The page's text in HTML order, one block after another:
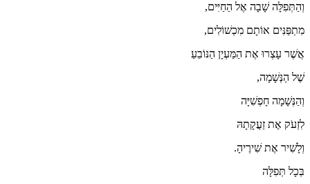
וְהַתְּפִלָּה שָׁבָה אֶל הַחַיִּים,
מִתְפַּנִּים אוֹתָם מִכְשׁוֹלִים,
אֲשֶׁר עָצְרוּ אֶת הַמַּעְיָן הַנּוֹבֵעַ
שֶׁל הַנְּשָׁמָה,
וְהַנְּשָׁמָה חָפְשִׁיָּה
לִזְעֹק אֶת זַעֲקָתָהּ
וְלָשִׁיר אֶת שִׁירֶיהָ.
בְּכָל תְּפִלָּה